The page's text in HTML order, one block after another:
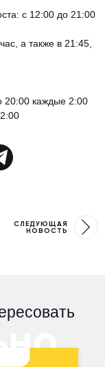
с 12:00 до 21:00
а также в 21:45,
20:00 каждые 2:00
СЛЕДУЮЩАЯ
НОВОСТЬ